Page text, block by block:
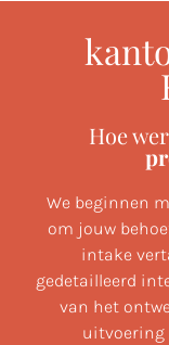
Hoe
We beginnen
om jouw
intake
gedetailleerd
van het
uitvoering